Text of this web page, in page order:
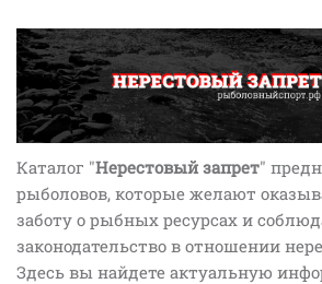
Каталог "Нерестовый запрет"
рыболовов, которые желают
заботу о рыбных ресурсах и
законодательство в отношении
Здесь вы найдете актуальную